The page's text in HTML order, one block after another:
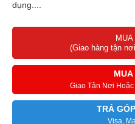
dụng....
(Giao hàng tận
MUA
Giao Tận Nơi
TRẢ
Visa,